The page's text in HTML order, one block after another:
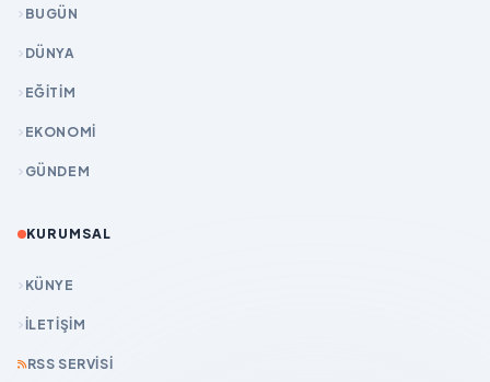
BUGÜN
DÜNYA
EĞİTİM
EKONOMİ
GÜNDEM
KURUMSAL
KÜNYE
İLETIŞIM
RSS SERVISI